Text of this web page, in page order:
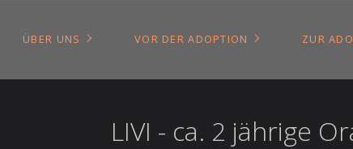
ÜBER UNS VOR DER ADOPTION ZUR
LIVI - ca. 2 jährige